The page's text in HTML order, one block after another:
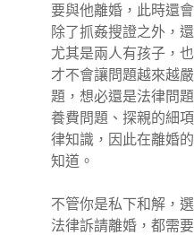
要與他離婚，此時還
除了抓姦搜證之外，
尤其是兩人有孩子，
才不會讓問題越來越
題，想必還是法律問
養費問題、探親的細
律知識，因此在離婚
知道。
不管你是私下和解，
法律訴請離婚，都需